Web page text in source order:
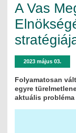
A KAMARA
SZERVEZETI
KITÜNTETETT
KORÁBBI
A Vas
2023 május 03.
Folyamatosan
egyre
aktuális